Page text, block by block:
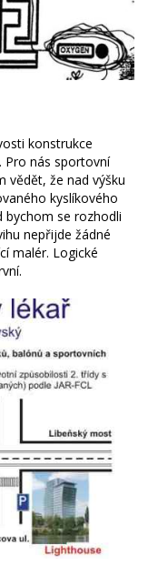
konstrukce
Pro nás sportovní
vědět, že nad výšku
kyslíkového
se rozhodli
nepřijde žádné
malér. Logické